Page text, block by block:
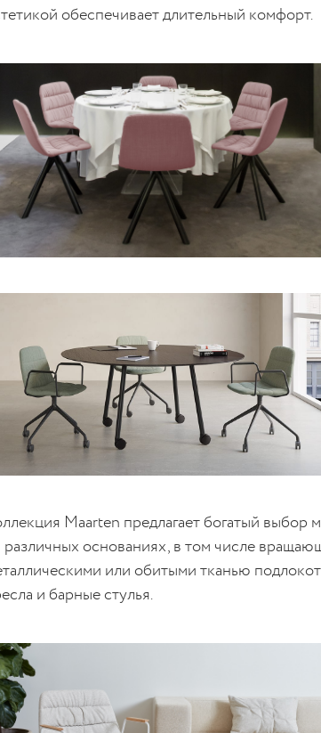
обеспечивает длительный комфорт.
Maarten предлагает богатый выбор
различных основаниях, в том числе
или обитыми тканью
и барные стулья.